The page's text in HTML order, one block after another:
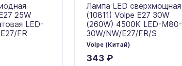
25W
LED-
FR
Лампа LED сверхмощная
(10811) Volpe E27 30W
(260W) 4500K LED-M80-
30W/NW/E27/FR/S
Volpe (Китай)
343 ₽